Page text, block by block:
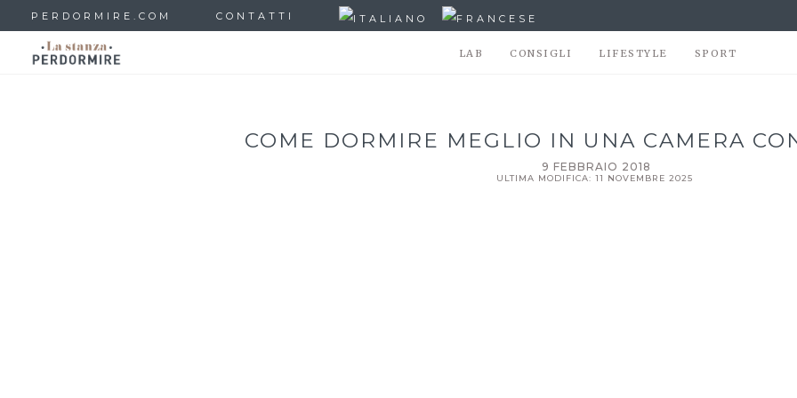
PERDORMIRE.COM CONTATTI
LAB CONSIGLI LIFESTYLE SPORT
COME DORMIRE MEGLIO IN UNA CAMERA
9 FEBBRAIO 2018
ULTIMA MODIFICA: 11 NOVEMBRE 2025